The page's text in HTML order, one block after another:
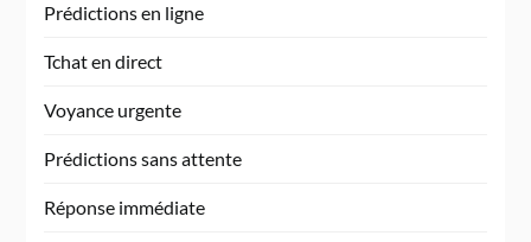
Prédictions en ligne
Tchat en direct
Voyance urgente
Prédictions sans attente
Réponse immédiate